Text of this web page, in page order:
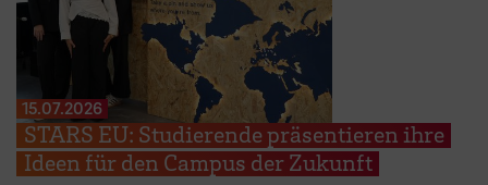
15.07.2026
STARS EU: Studierende präsentieren ihre
Ideen für den Campus der Zukunft